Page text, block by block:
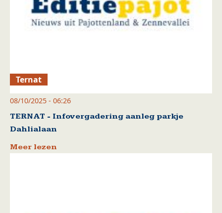
Ternat
08/10/2025 - 06:26
TERNAT - Infovergadering aanleg parkje
Dahlialaan
Meer lezen